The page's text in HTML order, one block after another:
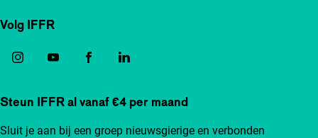
Volg IFFR
Steun IFFR al vanaf €4 per maand
Sluit je aan bij een groep nieuwsgierige en verbonden